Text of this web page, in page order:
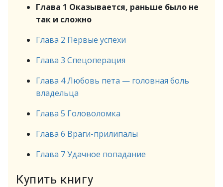
Глава 1 Оказывается, раньше было не
так и сложно
Глава 2 Первые успехи
Глава 3 Спецоперация
Глава 4 Любовь пета — головная боль
владельца
Глава 5 Головоломка
Глава 6 Враги-прилипалы
Глава 7 Удачное попадание
Купить книгу